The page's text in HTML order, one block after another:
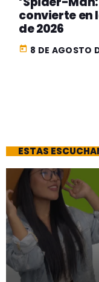
convierte en
de 2026
today 8 DE AGOSTO
ESTAS